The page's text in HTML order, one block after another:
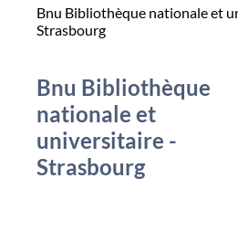
Bnu Bibliothèque nationale et
Strasbourg
Bnu Bibliothèque
nationale et
universitaire -
Strasbourg